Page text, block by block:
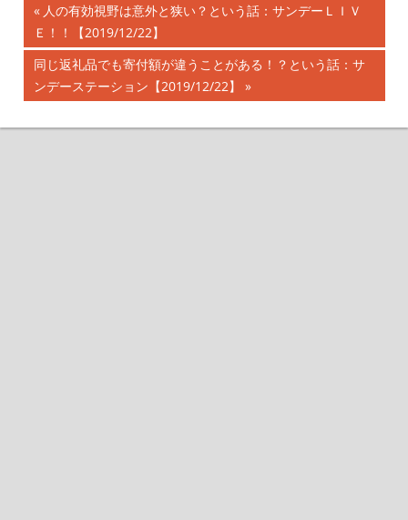
投
稿
ナ
ビ
前
の
記
事:
人の有効視野は意外と狭い？という話：サンデーＬＩＶ
Ｅ！！【2019/12/22】
次
の
事:
同じ返礼品でも寄付額が違うことがある！？という話：サ
ンデーステーション【2019/12/22】